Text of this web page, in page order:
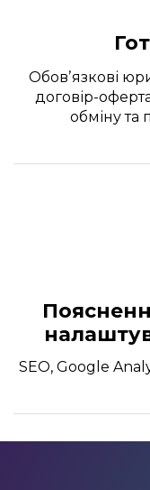
Обовʼязкові
договір-
обміну та
SEO, Google